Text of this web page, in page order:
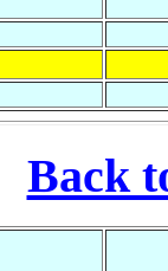
Back